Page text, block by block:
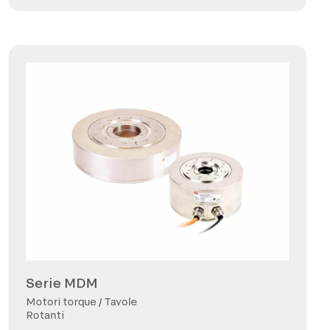
Serie MDM
Motori torque / Tavole
Rotanti